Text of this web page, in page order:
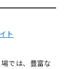
ト
では、豊富な